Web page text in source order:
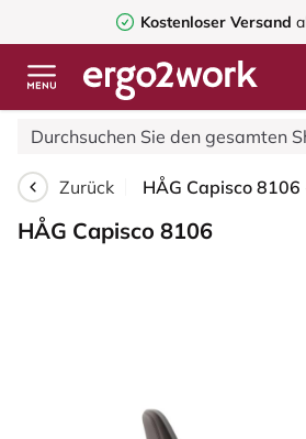
Kostenloser Versand
Zurück
HÅG Capisco 8106